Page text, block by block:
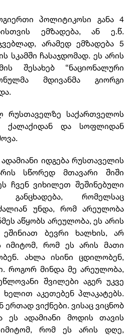
პოლიტიკოსი განა 4
ემზადება, ან ე.წ.
არამედ ემზადება 5
სკამში ჩასაჯდომად. ეს არის
შესახებ “ნაციონალური
მდივანმა გიორგი
რუსთაველზე საქართველოს
ქალაქიდან და სოფლიდან
იდგება რუსთაველის
სწორედ მთავარი შიში
ჩვენ ვიხილეთ შეშინებული
განცხადება, რომელსაც
უნდა, რომ არეულობა
აწყობს არეულობა, ეს არის
ბევრი ხალხის, არ
იმიტომ, რომ ეს არის მათი
ახლა ისინი ცდილობენ,
როგორ მინდა მე არეულობა,
შვილები აგერ უკვე
აკეთებენ პლაკატებს.
ერთად ვიქნები. ვისაც ვიცნობ
ეს ადამიანი მოდის თავის
რომ ეს არის დღე,